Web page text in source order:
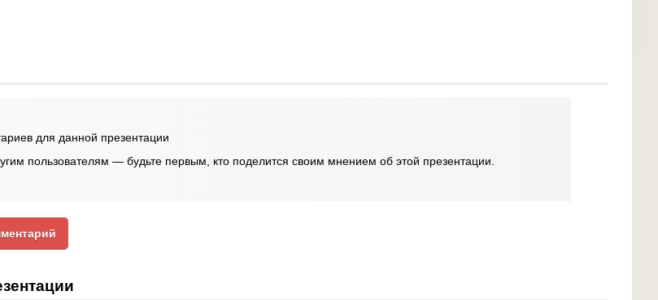
для данной презентации
пользователям — будьте первым, кто поделится своим мнением об этой презентации.